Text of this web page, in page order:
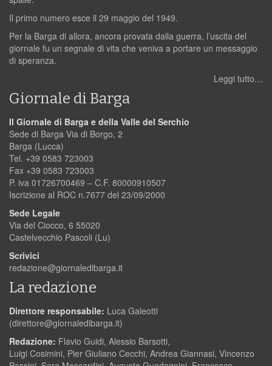
Il primo numero esce il 29 maggio del 1949.
Per la Barga di allora, ancora provata dalla guerra, l’uscita del
giornale fu un segnale di vita che veniva a portare un messaggio
di speranza.
Leggi tutto…
Giornale di Barga
Il Giornale di Barga e della Valle del Serchio
Sede di Barga Via di Borgo, 2
Barga (Lucca)
Tel. +39 0583 723003
Fax +39 0583 723003
P. iva 01726700469 – C.F. 80000910507
Iscrizione al ROC n.7677 del 23/09/2000
Sede Legale
Via del Ciocco, 6 55020
Castelvecchio Pascoli (Lu)
Scrivici
redazione@giornaledibarga.it
La redazione
Direttore responsabile: Luca Galeotti
(direttore@giornaledibarga.it)
Redazione: Flavio Guidi, Alessio Barsotti,
Luigi Cosimini, Pier Giuliano Cecchi, Andrea Giannasi, Vincenzo